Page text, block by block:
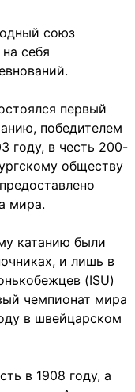
союз
себя
первый
победителем
году, в честь 200-
обществу
мира.
катанию были
и лишь в
(ISU)
чемпионат мира
в швейцарском
в 1908 году, а